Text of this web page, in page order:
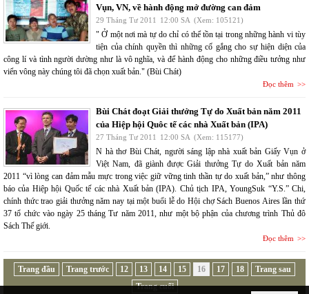
Vụn, VN, về hành động mở đường can đảm
29 Tháng Tư 2011 12:00 SA (Xem: 105121)
" Ở một nơi mà tự do chỉ có thể tồn tại trong những hành vi tùy
tiện của chính quyền thì những cố gắng cho sự hiện diện của
công lí và tình người dường như là vô nghĩa, và để hành động cho những điều tưởng như
viển vông này chúng tôi đã chọn xuất bản." (Bùi Chát)
Đọc thêm
Bùi Chát đoạt Giải thưởng Tự do Xuất bản năm 2011
của Hiệp hội Quôc tế các nhà Xuất bản (IPA)
27 Tháng Tư 2011 12:00 SA (Xem: 115177)
N hà thơ Bùi Chát, người sáng lập nhà xuất bản Giấy Vụn ở
Việt Nam, đã giành được Giải thưởng Tự do Xuất bản năm
2011 “vì lòng can đảm mẫu mực trong việc giữ vững tinh thần tự do xuất bản,” như thông
báo của Hiệp hội Quốc tế các nhà Xuất bản (IPA). Chủ tịch IPA, YoungSuk “Y.S.” Chi,
chính thức trao giải thưởng năm nay tại một buổi lễ do Hội chợ Sách Buenos Aires lần thứ
37 tổ chức vào ngày 25 tháng Tư năm 2011, như một bộ phận của chương trình Thủ đô
Sách Thế giới.
Đọc thêm
Trang đầu Trang trước 12 13 14 15 16 17 18
Trang sau
Trang cuối